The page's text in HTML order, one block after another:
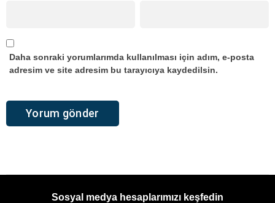
Daha sonraki yorumlarımda kullanılması için adım, e-posta
adresim ve site adresim bu tarayıcıya kaydedilsin.
Sosyal medya hesaplarımızı keşfedin